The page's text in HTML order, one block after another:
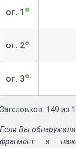
оп. 1
оп. 2
оп. 3
Заголовков: 149 из
Если Вы
фрагмент и